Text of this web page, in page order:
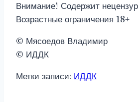
Внимание! Содержит
Возрастные ограничения 18+
© Мясоедов Владимир
© ИДДК
Метки записи: ИДДК